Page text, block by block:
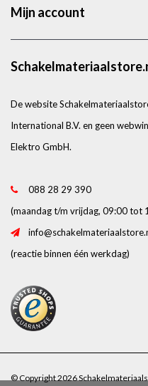
Mijn account
De website
International B.V. en geen
Elektro GmbH.
088 28 29 390
(maandag t/m vrijdag, 09:00 tot
(reactie binnen één werkdag)
© Copyright 2026